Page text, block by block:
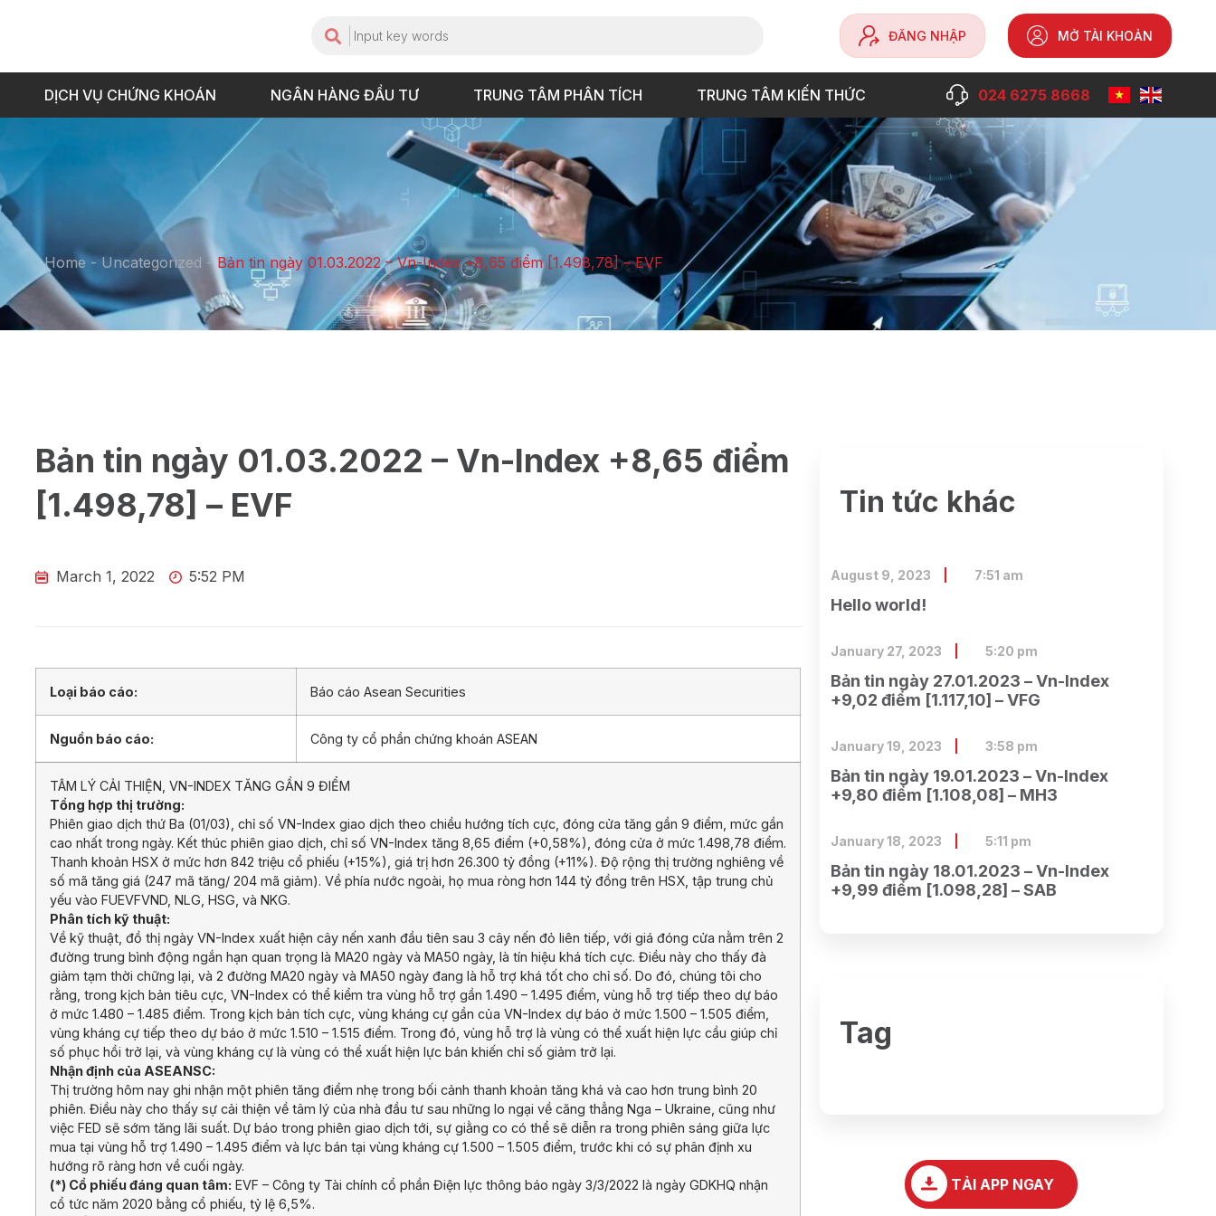
ĐĂNG NHẬP MỞ TÀI KHOẢN
DỊCH VỤ CHỨNG KHOÁN NGÂN HÀNG ĐẦU TƯ TRUNG TÂM PHÂN TÍCH TRUNG TÂM KIẾN THỨC 024 6275 8668
Home-Uncategorized - Bản tin ngày 01.03.2022 – Vn-Index +8,65 điểm [1.498,78] – EVF
Bản tin ngày 01.03.2022 – Vn-Index +8,65 điểm
[1.498,78] – EVF
March 1, 2022 5:52 PM
Loại báo cáo: Báo cáo Asean Securities
Nguồn báo cáo: Công ty cổ phần chứng khoán ASEAN
TÂM LÝ CẢI THIỆN, VN-INDEX TĂNG GẦN 9 ĐIỂM
Tổng hợp thị trường:
Phiên giao dịch thứ Ba (01/03), chỉ số VN-Index giao dịch theo chiều hướng tích cực, đóng cửa tăng gần 9 điểm, mức gần
cao nhất trong ngày. Kết thúc phiên giao dịch, chỉ số VN-Index tăng 8,65 điểm (+0,58%), đóng cửa ở mức 1.498,78 điểm.
Thanh khoản HSX ở mức hơn 842 triệu cổ phiếu (+15%), giá trị hơn 26.300 tỷ đồng (+11%). Độ rộng thị trường nghiêng về
số mã tăng giá (247 mã tăng/ 204 mã giảm). Về phía nước ngoài, họ mua ròng hơn 144 tỷ đồng trên HSX, tập trung chủ
yếu vào FUEVFVND, NLG, HSG, và NKG.
Phân tích kỹ thuật:
Về kỹ thuật, đồ thị ngày VN-Index xuất hiện cây nến xanh đầu tiên sau 3 cây nến đỏ liên tiếp, với giá đóng cửa nằm trên 2
đường trung bình động ngắn hạn quan trọng là MA20 ngày và MA50 ngày, là tín hiệu khá tích cực. Điều này cho thấy đà
giảm tạm thời chững lại, và 2 đường MA20 ngày và MA50 ngày đang là hỗ trợ khá tốt cho chỉ số. Do đó, chúng tôi cho
rằng, trong kịch bản tiêu cực, VN-Index có thể kiểm tra vùng hỗ trợ gần 1.490 – 1.495 điểm, vùng hỗ trợ tiếp theo dự báo
ở mức 1.480 – 1.485 điểm. Trong kịch bản tích cực, vùng kháng cự gần của VN-Index dự báo ở mức 1.500 – 1.505 điểm,
vùng kháng cự tiếp theo dự báo ở mức 1.510 – 1.515 điểm. Trong đó, vùng hỗ trợ là vùng có thể xuất hiện lực cầu giúp chỉ
số phục hồi trở lại, và vùng kháng cự là vùng có thể xuất hiện lực bán khiến chỉ số giảm trở lại.
Nhận định của ASEANSC:
Thị trường hôm nay ghi nhận một phiên tăng điểm nhẹ trong bối cảnh thanh khoản tăng khá và cao hơn trung bình 20
phiên. Điều này cho thấy sự cải thiện về tâm lý của nhà đầu tư sau những lo ngại về căng thẳng Nga – Ukraine, cũng như
việc FED sẽ sớm tăng lãi suất. Dự báo trong phiên giao dịch tới, sự giằng co có thể sẽ diễn ra trong phiên sáng giữa lực
mua tại vùng hỗ trợ 1.490 – 1.495 điểm và lực bán tại vùng kháng cự 1.500 – 1.505 điểm, trước khi có sự phân định xu
hướng rõ ràng hơn về cuối ngày.
(*) Cổ phiếu đáng quan tâm: EVF – Công ty Tài chính cổ phần Điện lực thông báo ngày 3/3/2022 là ngày GDKHQ nhận
cổ tức năm 2020 bằng cổ phiếu, tỷ lệ 6,5%.
Tin tức khác
Hello world!
August 9, 2023 7:51 am
Bản tin ngày 27.01.2023 – Vn-Index
+9,02 điểm [1.117,10] – VFG
January 27, 2023 5:20 pm
Bản tin ngày 19.01.2023 – Vn-Index
+9,80 điểm [1.108,08] – MH3
January 19, 2023 3:58 pm
Bản tin ngày 18.01.2023 – Vn-Index
+9,99 điểm [1.098,28] – SAB
January 18, 2023 5:11 pm
Tag
TẢI APP NGAY